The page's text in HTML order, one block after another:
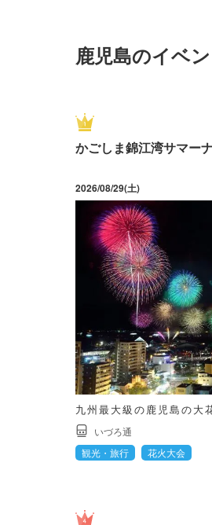
鹿児島のイベ
かごしま錦江湾サマー
2026/08/29(土)
九州最大級の鹿児島の大
いづろ通
観光・旅行
花火大会